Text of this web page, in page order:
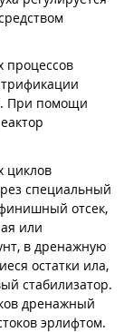
процессов
При помощи
циклов
специальный
отсек,
или
в дренажную
остатки ила,
стабилизатор.
дренажный
эрлифтом.